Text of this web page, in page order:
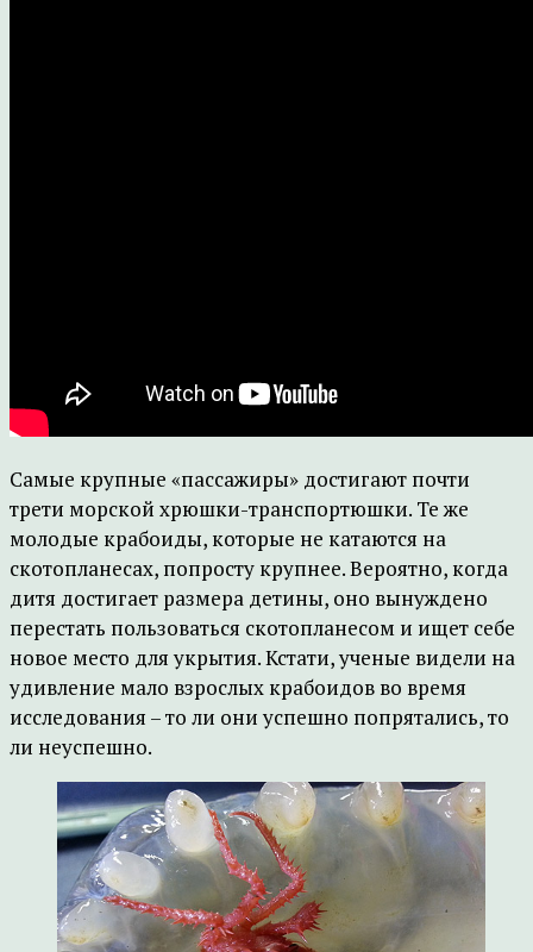
Самые крупные «пассажиры» достигают почти
трети морской хрюшки-транспортюшки. Те же
молодые крабоиды, которые не катаются на
скотопланесах, попросту крупнее. Вероятно, когда
дитя достигает размера детины, оно вынуждено
перестать пользоваться скотопланесом и ищет себе
новое место для укрытия. Кстати, ученые видели на
удивление мало взрослых крабоидов во время
исследования – то ли они успешно попрятались, то
ли неуспешно.